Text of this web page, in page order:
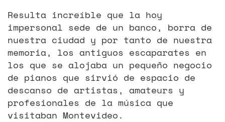
Resulta increíble que la hoy
impersonal sede de un banco, borra de
nuestra ciudad y por tanto de nuestra
memoria, los antiguos escaparates en
los que se alojaba un pequeño negocio
de pianos que sirvió de espacio de
descanso de artistas, amateurs y
profesionales de la música que
visitaban Montevideo.